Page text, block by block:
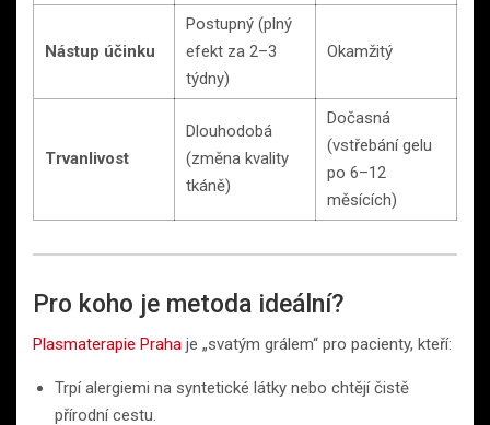
Nástup účinku
Postupný (plný
efekt za 2–3
týdny)
Okamžitý
Trvanlivost
Dlouhodobá
(změna kvality
tkáně)
Dočasná
(vstřebání gelu
po 6–12
měsících)
Pro koho je metoda ideální?
Plasmaterapie Praha je „svatým grálem“ pro pacienty, kteří:
Trpí alergiemi na syntetické látky nebo chtějí čistě
přírodní cestu.